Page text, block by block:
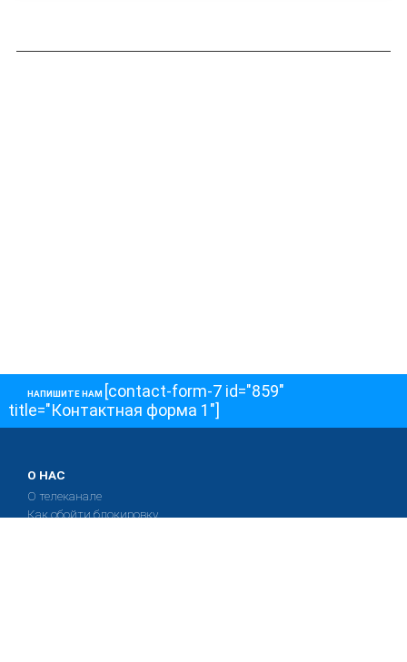
О НАС
О телеканале
Как обойти блокировку
НАПИШИТЕ НАМ [contact-form-7 id="859"
title="Контактная форма 1"]